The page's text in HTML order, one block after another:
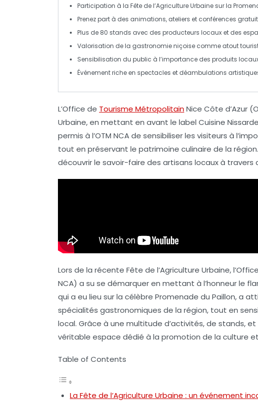
Participation à la Fête de l’Agriculture Urbaine sur la
Prenez part à des animations, ateliers et conférences
Plus de 80 stands avec des producteurs locaux et des
Valorisation de la gastronomie niçoise comme atout
Sensibilisation du public à l’importance des produits
Événement riche en spectacles et déambulations
L’Office de Tourisme MétropolitainNice Côte d’Azur
Urbaine, en mettant en avant le label Cuisine Nissarde
permis à l’OTM NCA de sensibiliser les visiteurs à
tout en préservant le patrimoine culinaire de la
découvrir le savoir-faire des artisans locaux à
Lors de la récente Fête de l’Agriculture Urbaine, l’
NCA) a su se démarquer en mettant à l’honneur le
qui a eu lieu sur la célèbre Promenade du Paillon, a
spécialités gastronomiques de la région, tout en
local. Grâce à une multitude d’activités, de stands, et
véritable espace dédié à la promotion de la culture
Table of Contents
La Fête de l’Agriculture Urbaine : un événement